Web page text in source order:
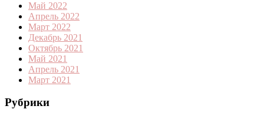
Май 2022
Апрель 2022
Март 2022
Декабрь 2021
Октябрь 2021
Май 2021
Апрель 2021
Март 2021
Рубрики